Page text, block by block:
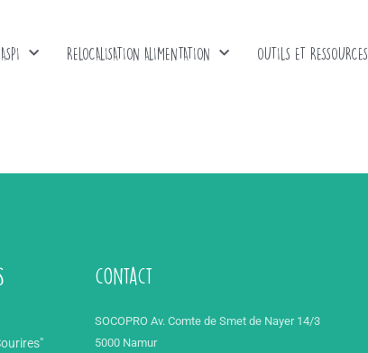
RELOCALISATION ALIMENTATION OUTILS ET RESSOURCES
contact
SOCOPRO Av. Comte de Smet de Nayer 14/3
5000 Namur